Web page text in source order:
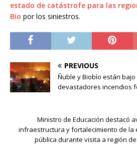
estado de catástrofe para las
Bío por los siniestros.
PREVIOUS
Ñuble y Biobío están
devastadores incendios
Ministro de Educación destacó
infraestructura y fortalecimiento de la
pública durante visita a región